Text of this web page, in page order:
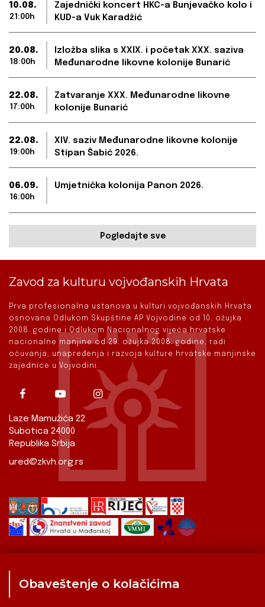
10.08.
21:00h
Zajednički koncert HKC-a Bunjevačko kolo i
KUD-a Vuk Karadžić
20.08.
18:00h
Izložba slika s XXIX. i početak XXX. saziva
Međunarodne likovne kolonije Bunarić
22.08.
17:00h
Zatvaranje XXX. Međunarodne likovne
kolonije Bunarić
22.08.
19:00h
XIV. saziv Međunarodne likovne kolonije
Stipan Šabić 2026.
06.09.
16:00h
Umjetnička kolonija Panon 2026.
Pogledajte sve
Zavod za kulturu vojvođanskih Hrvata
Prva profesionalna ustanova u kulturi vojvođanskih Hrvata
osnovana Odlukom Skupštine AP Vojvodine od 10. ožujka
2008. godine i Odlukom Nacionalnog vijeća hrvatske
nacionalne manjine od 29. ožujka 2008. godine, radi
očuvanja, unapređenja i razvoja kulture hrvatske manjinske
zajednice u Vojvodini.
Laze Mamužića 22
Subotica 24000
Republika Srbija
ured@zkvh.org.rs
Obaveštenje o kolačićima